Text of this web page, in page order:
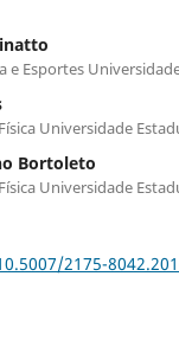
e Esportes
Universidade
Bortoleto
Universidade
2175-